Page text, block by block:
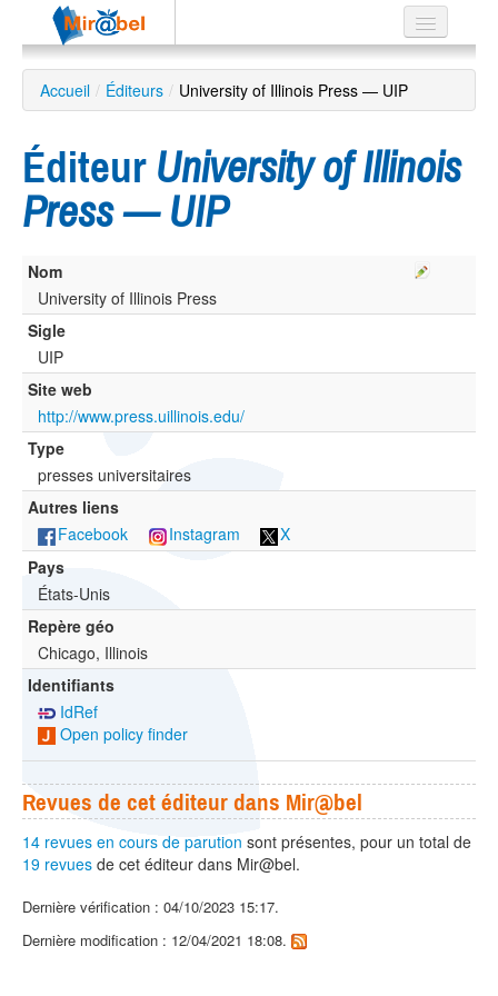
Le réseau
Soutien
Listes
Recherche
avancée
EN
ES
?
Accueil / Éditeurs / University of Illinois Press — UIP
Éditeur University of Illinois
Press — UIP
Nom
University of Illinois Press
Sigle
UIP
Site web
http://www.press.uillinois.edu/
Type
presses universitaires
Autres liens
Facebook
Instagram
X
Pays
États-Unis
Repère géo
Chicago, Illinois
Identifiants
IdRef
Open policy finder
Revues de cet éditeur dans Mir@bel
14 revues en cours de parution sont présentes, pour un total de
19 revues de cet éditeur dans Mir@bel.
Dernière vérification : 04/10/2023 15:17.
Dernière modification : 12/04/2021 18:08.